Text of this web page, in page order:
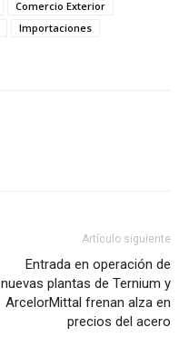
Comercio Exterior
Importaciones
Artículo siguiente
Entrada en operación de
nuevas plantas de Ternium y
ArcelorMittal frenan alza en
precios del acero